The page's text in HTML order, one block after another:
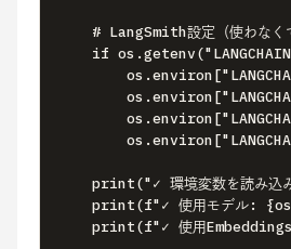
# LangSmith設定（使わなく
if
print("✓ 環境変数を読み込み
print(f"✓ 使用モデル:
print(f"✓ 使用